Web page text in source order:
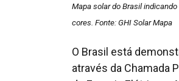
Mapa solar do Brasil
cores. Fonte: GHI Solar Mapa
O Brasil está
através da Chamada